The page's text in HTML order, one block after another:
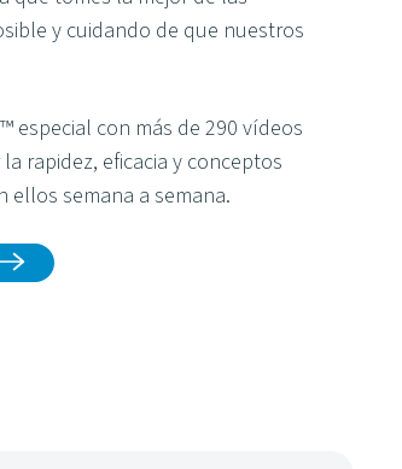
y cuidando de que nuestros
especial con más de 290 vídeos
rapidez, eficacia y conceptos
ellos semana a semana.